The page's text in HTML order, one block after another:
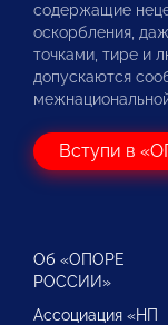
содержащие
оскорбления,
точками, тире и
допускаются
Вступи в
Об «ОПОРЕ
РОССИИ»
Ассоциация «НП